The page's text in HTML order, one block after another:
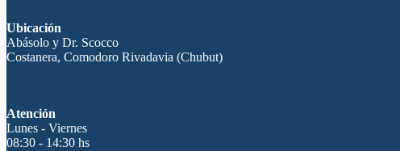
Ubicación
Abásolo y Dr. Scocco
Costanera, Comodoro Rivadavia (Chubut)
Atención
Lunes - Viernes
08:30 - 14:30 hs